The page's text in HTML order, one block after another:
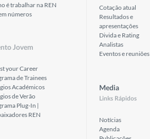
é trabalhar na REN
números
Jovem
your Career
de Trainees
Académicos
de Verão
Plug-In |
REN
Cotação atual
Resultados e
apresentações
Divida e Rating
Analistas
Eventos e reuniões
Media
Links Rápidos
Notícias
Agenda